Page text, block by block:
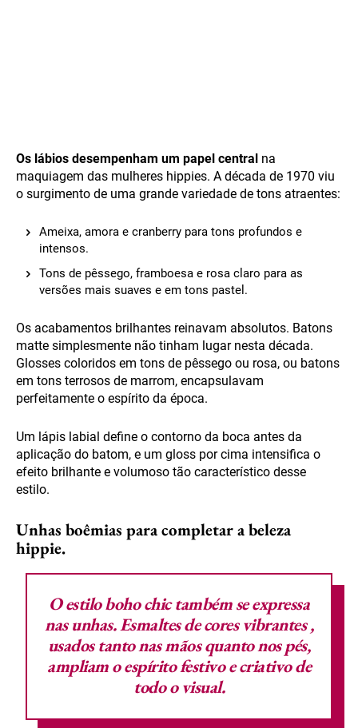
Os lábios desempenham um papel central na
maquiagem das mulheres hippies. A década de 1970 viu
o surgimento de uma grande variedade de tons atraentes:
Ameixa, amora e cranberry para tons profundos e
intensos.
Tons de pêssego, framboesa e rosa claro para as
versões mais suaves e em tons pastel.
Os acabamentos brilhantes reinavam absolutos. Batons
matte simplesmente não tinham lugar nesta década.
Glosses coloridos em tons de pêssego ou rosa, ou batons
em tons terrosos de marrom, encapsulavam
perfeitamente o espírito da época.
Um lápis labial define o contorno da boca antes da
aplicação do batom, e um gloss por cima intensifica o
efeito brilhante e volumoso tão característico desse
estilo.
Unhas boêmias para completar a beleza
hippie.
O estilo boho chic também se expressa
nas unhas.Esmaltes de cores vibrantes,
usados tanto nas mãos quanto nos pés,
ampliam o espírito festivo e criativo de
todo o visual.